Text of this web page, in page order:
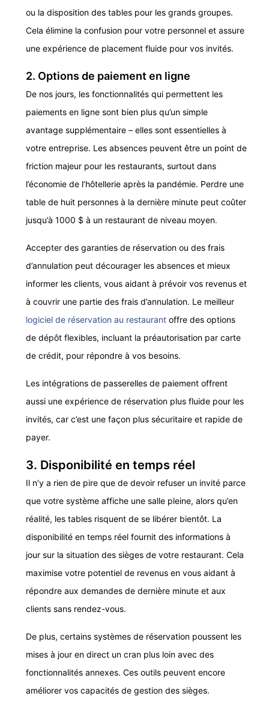
ou la disposition des tables pour les grands groupes.
Cela élimine la confusion pour votre personnel et assure
une expérience de placement fluide pour vos invités.
2. Options de paiement en ligne
De nos jours, les fonctionnalités qui permettent les
paiements en ligne sont bien plus qu’un simple
avantage supplémentaire – elles sont essentielles à
votre entreprise. Les absences peuvent être un point de
friction majeur pour les restaurants, surtout dans
l’économie de l’hôtellerie après la pandémie. Perdre une
table de huit personnes à la dernière minute peut coûter
jusqu’à 1000 $ à un restaurant de niveau moyen.
Accepter des garanties de réservation ou des frais
d’annulation peut décourager les absences et mieux
informer les clients, vous aidant à prévoir vos revenus et
à couvrir une partie des frais d’annulation. Le meilleur
logiciel de réservation au restaurant offre des options
de dépôt flexibles, incluant la préautorisation par carte
de crédit, pour répondre à vos besoins.
Les intégrations de passerelles de paiement offrent
aussi une expérience de réservation plus fluide pour les
invités, car c’est une façon plus sécuritaire et rapide de
payer.
3. Disponibilité en temps réel
Il n’y a rien de pire que de devoir refuser un invité parce
que votre système affiche une salle pleine, alors qu’en
réalité, les tables risquent de se libérer bientôt. La
disponibilité en temps réel fournit des informations à
jour sur la situation des sièges de votre restaurant. Cela
maximise votre potentiel de revenus en vous aidant à
répondre aux demandes de dernière minute et aux
clients sans rendez-vous.
De plus, certains systèmes de réservation poussent les
mises à jour en direct un cran plus loin avec des
fonctionnalités annexes. Ces outils peuvent encore
améliorer vos capacités de gestion des sièges.